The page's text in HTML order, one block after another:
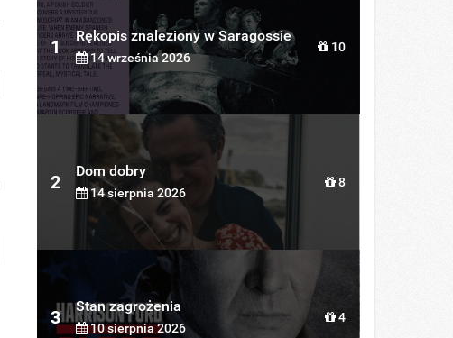
1
Rękopis znaleziony w Saragossie
14 września 2026
10
2
Dom dobry
14 sierpnia 2026
8
3
Stan zagrożenia
10 sierpnia 2026
4